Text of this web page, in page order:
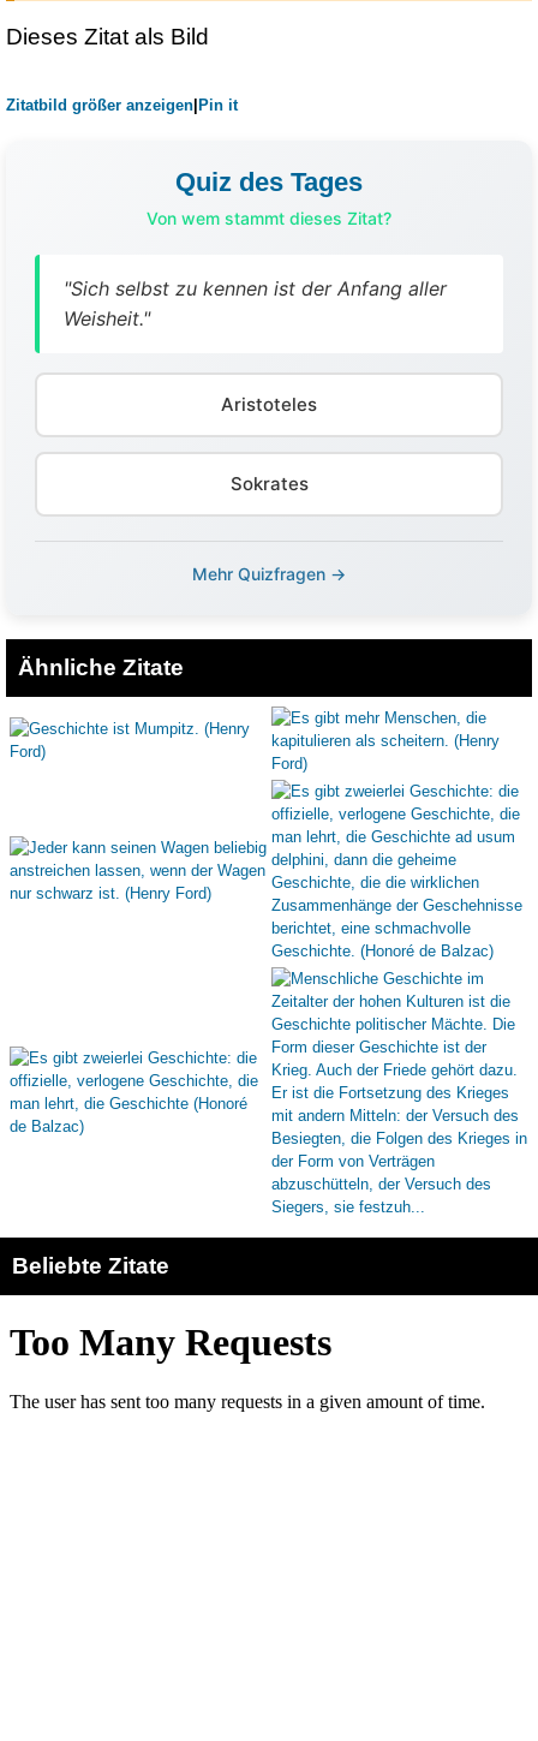
Dieses Zitat als Bild
Zitatbild größer anzeigen Pin it
Quiz des Tages
Von wem stammt dieses Zitat?
"Sich selbst zu kennen ist der Anfang aller
Weisheit."
Aristoteles
Sokrates
Mehr Quizfragen →
Ähnliche Zitate
Beliebte Zitate